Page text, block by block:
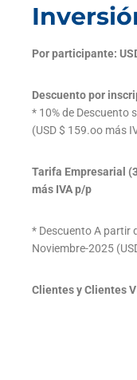
Por participante:
Descuento por
* 10% de Descuento
(USD $ 159.oo más
Tarifa Empresarial
más IVA p/p
* Descuento A partir
Noviembre-2025
Clientes y Clientes